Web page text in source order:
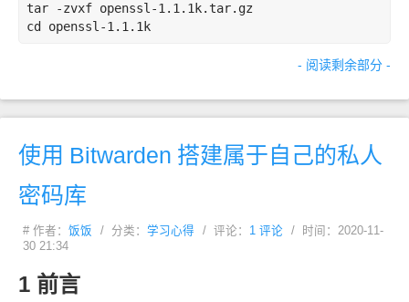
tar
-zvxf openssl-1 .1 .1k.tar.gz
cd
openssl-1 .1 .1k
- 阅读剩余部分 -
使用 Bitwarden 搭建属于自己的私人
密码库
# 作者： 饭饭 / 分类： 学习心得 / 评论： 1 评论
/ 时间：2020-11-
30 21:34
1 前言